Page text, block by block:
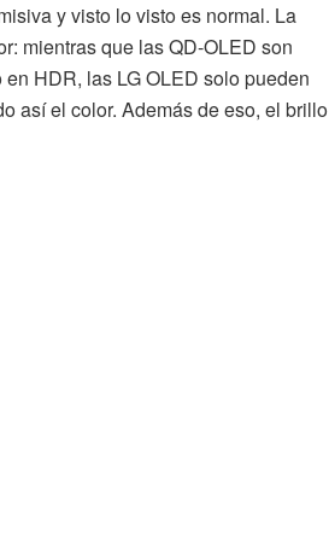
y visto lo visto es normal. La
mientras que las QD-OLED son
HDR, las LG OLED solo pueden
así el color. Además de eso, el brillo